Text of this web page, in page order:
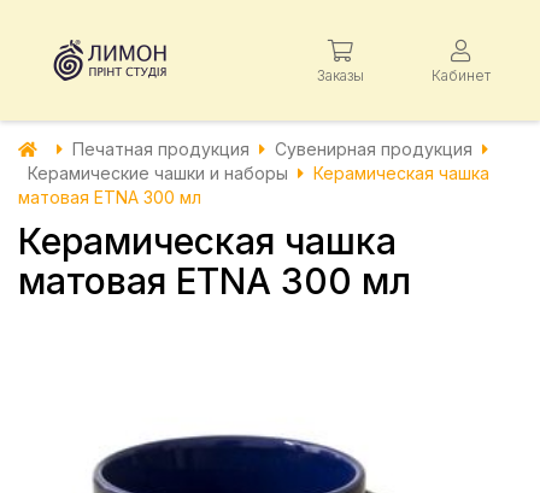
Заказы Кабинет
Печатная продукция
Сувенирная продукция
Керамические чашки и наборы
Керамическая чашка
матовая ETNA 300 мл
Керамическая чашка
матовая ETNA 300 мл